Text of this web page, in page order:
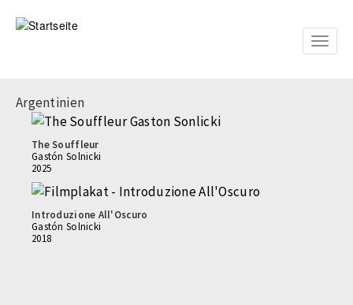
zum
Toggle
Argentinien
The Souffleur
Gastón Solnicki
2025
Introduzione All'Oscuro
Gastón Solnicki
2018